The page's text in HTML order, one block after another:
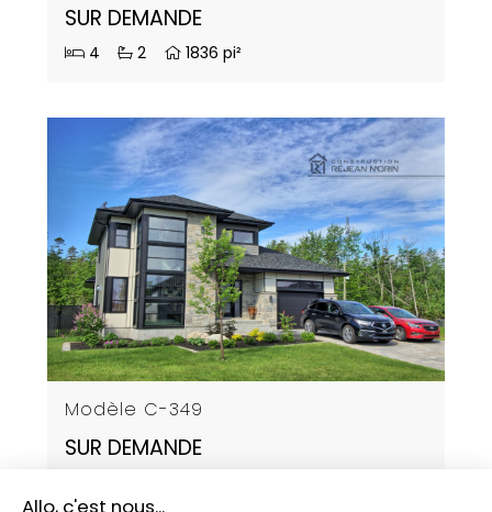
SUR DEMANDE
4 2 1836 pi²
Modèle C-349
SUR DEMANDE